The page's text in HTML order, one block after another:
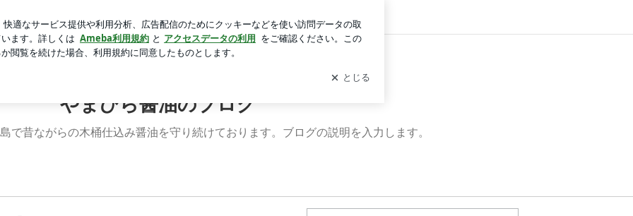
の秋色ブラウン 新規登録 ログイン
やまひら醤油のブログ
で昔ながらの木桶仕込み醤油を守り続けております。ブログの説明を入力します。